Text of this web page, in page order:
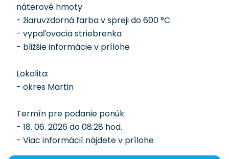
náterové hmoty
- žiaruvzdorná farba v spreji do 600 °C
- vypaľovacia striebrenka
- bližšie informácie v prílohe
Lokalita:
- okres Martin
Termín pre podanie ponúk:
- 18. 06. 2026 do 08:28 hod.
- Viac informácií nájdete v prílohe